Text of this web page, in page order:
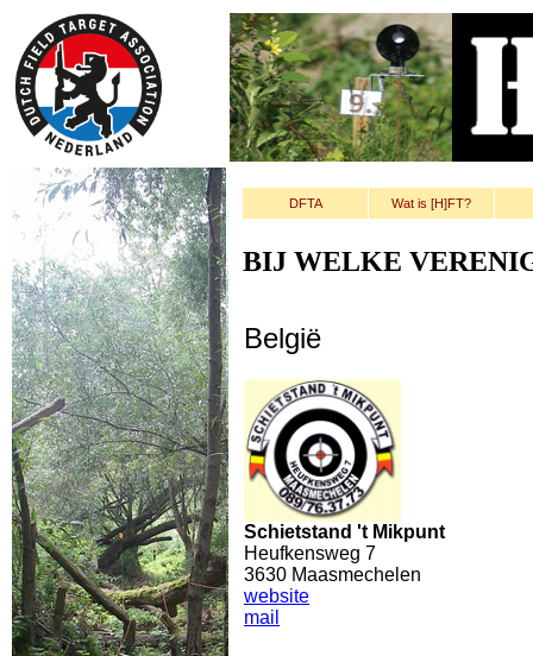
DFTA Wat is [H]FT?
BIJ WELKE
België
Schietstand 't Mikpunt
Heufkensweg 7
3630 Maasmechelen
website
mail